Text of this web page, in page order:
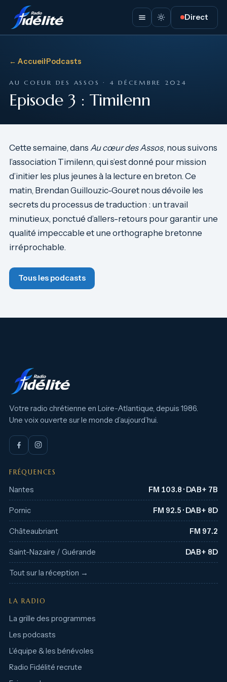
Direct
← Accueil·Podcasts
AU COEUR DES ASSOS · 4 DÉCEMBRE 2024
Episode 3 : Timilenn
Cette semaine, dans Au cœur des Assos, nous suivons
l’association Timilenn, qui s’est donné pour mission
d’initier les plus jeunes à la lecture en breton. Ce
matin, Brendan Guillouzic-Gouret nous dévoile les
secrets du processus de traduction : un travail
minutieux, ponctué d’allers-retours pour garantir une
qualité impeccable et une orthographe bretonne
irréprochable.
Tous les podcasts
Votre radio chrétienne en Loire-Atlantique, depuis 1986.
Une voix ouverte sur le monde d’aujourd’hui.
FRÉQUENCES
Nantes FM 103.8 · DAB+ 7B
Pornic FM 92.5 · DAB+ 8D
Châteaubriant FM 97.2
Saint-Nazaire / Guérande DAB+ 8D
Tout sur la réception →
LA RADIO
La grille des programmes
Les podcasts
L’équipe & les bénévoles
Radio Fidélité recrute